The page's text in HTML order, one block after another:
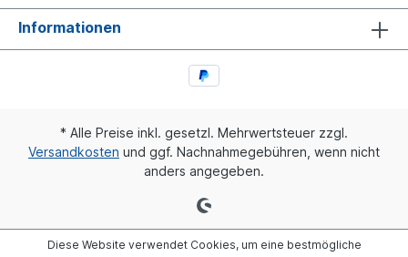
Informationen
* Alle Preise inkl. gesetzl. Mehrwertsteuer zzgl.
Versandkosten und ggf. Nachnahmegebühren, wenn nicht
anders angegeben.
Diese Website verwendet Cookies, um eine bestmögliche